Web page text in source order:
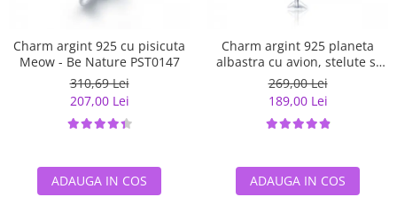
Charm argint 925 cu pisicuta
Meow - Be Nature PST0147
310,69 Lei
207,00 Lei
ADAUGA IN COS
Charm argint 925 planeta
albastra cu avion, stelute si
zirconii albe PST0149
269,00 Lei
189,00 Lei
ADAUGA IN COS